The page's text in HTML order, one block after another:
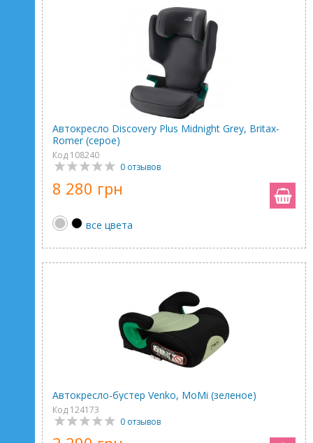
Автокресло Discovery Plus Midnight Grey, Britax-
Romer (серое)
Код 108240
0 отзывов
8 280 грн
все цвета
Автокресло-бустер Venko, MoMi (зеленое)
Код 124173
0 отзывов